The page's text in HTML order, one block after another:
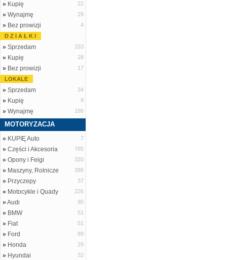
» Kupię 22
» Wynajmę 29
» Bez prowizji
4
D Z I A Ł K I
» Sprzedam 333
» Kupię 28
» Bez prowizji
17
LOKALE
» Sprzedam 34
» Kupię 9
» Wynajmę 186
MOTORYZACJA
» KUPIĘ Auto 7
» Części i Akcesoria 785
» Opony i Felgi 320
» Maszyny, Rolnicze 386
» Przyczepy 37
» Motocykle i Quady 226
»Audi 90
» BMW 51
» Fiat 51
» Ford 89
» Honda 29
» Hyundai 32